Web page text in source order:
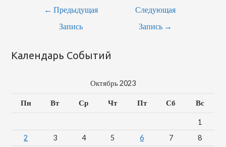
Навигация
← Предыдущая
Запись
Следующая
Запись →
Календарь Событий
Октябрь 2023
Пн Вт Ср Чт Пт Сб Вс
1
2
3 4 5 6 7
8